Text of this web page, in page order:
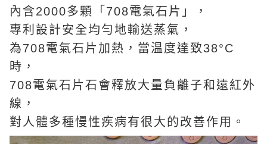
內含2000多顆「708電氣石片」，
專利設計安全均勻地輸送蒸氣，
為708電氣石片加熱，當温度達致38°C
時，
708電氣石片石會釋放大量負離子和遠紅外
線，
對人體多種慢性疾病有很大的改善作用。